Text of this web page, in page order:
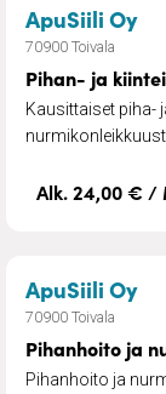
ApuSiili Oy–
70900 Toivala
Pihan- ja
Kausittaiset piha-
Alk. 24,00 € /
ApuSiili Oy–
70900 Toivala
Pihanhoito ja
Pihanhoito ja